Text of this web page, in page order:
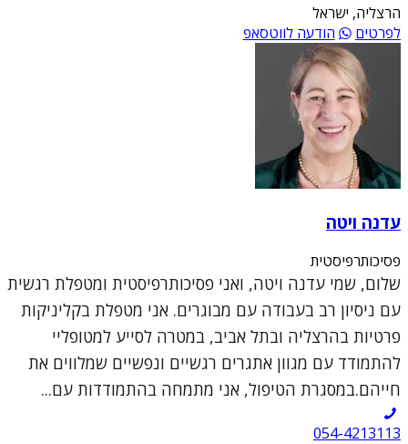
הרצליה, ישראל
לפרטים
הודעה לווטסאפ
עדנה ויטה
פסיכותרפיסטית
שלום, שמי עדנה ויטה, ואני פסיכותרפיסטית ומטפלת רגשית
עם ניסיון רב בעבודה עם מבוגרים. אני מטפלת בקליניקות
פרטיות בהרצליה ובתל אביב, במטרה לסייע למטופליי
להתמודד עם מגוון אתגרים רגשיים ונפשיים שמלווים את
חייהם.במסגרת הטיפול, אני מתמחה בהתמודדות עם...
054-4213113